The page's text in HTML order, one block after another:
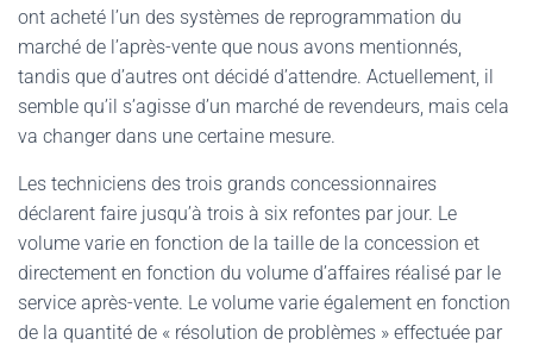
ont acheté l’un des systèmes de reprogrammation du
marché de l’après-vente que nous avons mentionnés,
tandis que d’autres ont décidé d’attendre. Actuellement, il
semble qu’il s’agisse d’un marché de revendeurs, mais cela
va changer dans une certaine mesure.
Les techniciens des trois grands concessionnaires
déclarent faire jusqu’à trois à six refontes par jour. Le
volume varie en fonction de la taille de la concession et
directement en fonction du volume d’affaires réalisé par le
service après-vente. Le volume varie également en fonction
de la quantité de « résolution de problèmes » effectuée par